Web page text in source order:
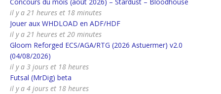
il y a 21 heures et 18 minutes
Jouer aux WHDLOAD en ADF/HDF
il y a 21 heures et 20 minutes
Gloom Reforged ECS/AGA/RTG (2026 Astuermer) v2.0
(04/08/2026)
il y a 3 jours et 18 heures
Futsal (MrDig) beta
il y a 4 jours et 18 heures